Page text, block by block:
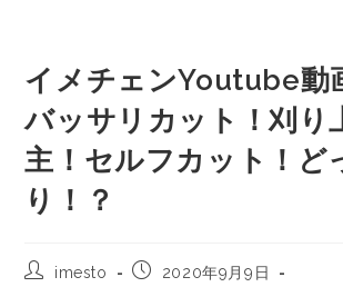
イメチェンYoutube動
バッサリカット！刈り
主！セルフカット！ど
り！？
imesto
2020年9月9日